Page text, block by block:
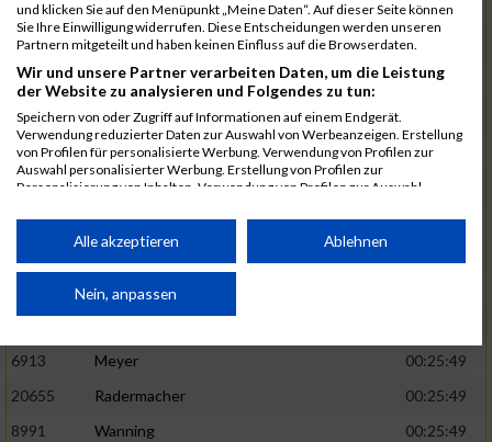
1582 Funken
00:25:42
12220
Cosma
00:25:43
9678
Exner
00:25:43
11817
Schmaul-Klaibee
6812
Koch
00:25:47
9610
Linß
00:25:47
706
Wehmeier
00:25:48
Küpper
Inhoff
6913
Meyer
00:25:49
20655
Radermacher
00:25:49
8991
Wanning
00:25:49
und klicken Sie auf den Menüpunkt „Meine Daten“. Auf dieser Seite können
Sie Ihre Einwilligung widerrufen. Diese Entscheidungen werden unseren
Partnern mitgeteilt und haben keinen Einfluss auf die Browserdaten.
Wir und unsere Partner verarbeiten Daten, um die Leistung
der Website zu analysieren und Folgendes zu tun:
Speichern von oder Zugriff auf Informationen auf einem Endgerät.
Verwendung reduzierter Daten zur Auswahl von Werbeanzeigen. Erstellung
von Profilen für personalisierte Werbung. Verwendung von Profilen zur
Auswahl personalisierter Werbung. Erstellung von Profilen zur
Personalisierung von Inhalten. Verwendung von Profilen zur Auswahl
Performance von Inhalten. Analyse von Zielgruppen durch Statistiken oder
Kombinationen von Daten aus verschiedenen Quellen. Entwicklung und
von Inhalten.
Daten können außerhalb der Europäischen Union weitergegeben und in die
Website/App.
Partnerliste anzeigen (1 IAB-Anbieter)
Wir nutzen Ihre Daten für folgende Zwecke:
Alle akzeptieren Ablehnen
Nein, anpassen